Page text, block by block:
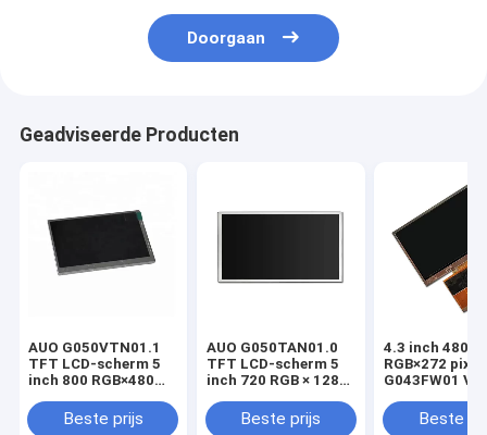
Doorgaan
Geadviseerde Producten
AUO G050VTN01.1
TFT LCD-scherm 5
inch 800 RGB×480
Beste prijs
AUO G050TAN01.0
TFT LCD-scherm 5
inch 720 RGB × 1280
Beste prijs
4.3 inch 480
RGB×272
G043FW01 V0
Beste